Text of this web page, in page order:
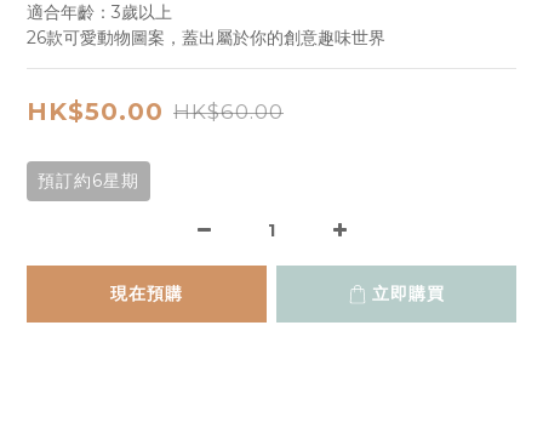
適合年齡：3歲以上
26款可愛動物圖案，蓋出屬於你的創意趣味世界
HK$50.00 HK$60.00
預訂約6星期
現在預購 立即購買